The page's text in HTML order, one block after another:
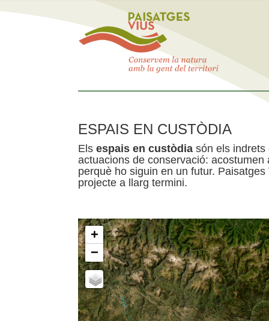
ESPAIS EN CUSTÒDIA
Els espais en custòdia són els indrets
actuacions de conservació:
perquè ho siguin en un futur.
projecte a llarg termini.
+
−